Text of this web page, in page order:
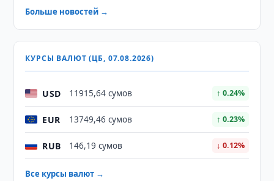
Больше новостей →
КУРСЫ ВАЛЮТ (ЦБ, 07.08.2026)
USD 11915,64 сумов ↑ 0.24%
EUR 13749,46 сумов ↑ 0.23%
RUB 146,19 сумов ↓ 0.12%
Все курсы валют →